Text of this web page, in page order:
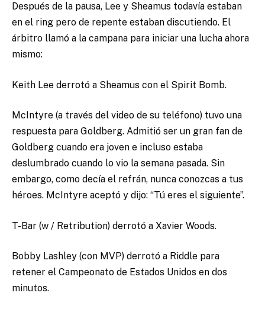
Después de la pausa, Lee y Sheamus todavía estaban
en el ring pero de repente estaban discutiendo. El
árbitro llamó a la campana para iniciar una lucha ahora
mismo:
Keith Lee derrotó a Sheamus con el Spirit Bomb.
McIntyre (a través del video de su teléfono) tuvo una
respuesta para Goldberg. Admitió ser un gran fan de
Goldberg cuando era joven e incluso estaba
deslumbrado cuando lo vio la semana pasada. Sin
embargo, como decía el refrán, nunca conozcas a tus
héroes. McIntyre aceptó y dijo: “Tú eres el siguiente”.
T-Bar (w / Retribution) derrotó a Xavier Woods.
Bobby Lashley (con MVP) derrotó a Riddle para
retener el Campeonato de Estados Unidos en dos
minutos.